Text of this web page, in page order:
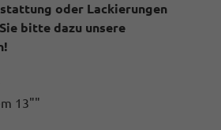
oder Lackierungen
bitte dazu unsere
13""